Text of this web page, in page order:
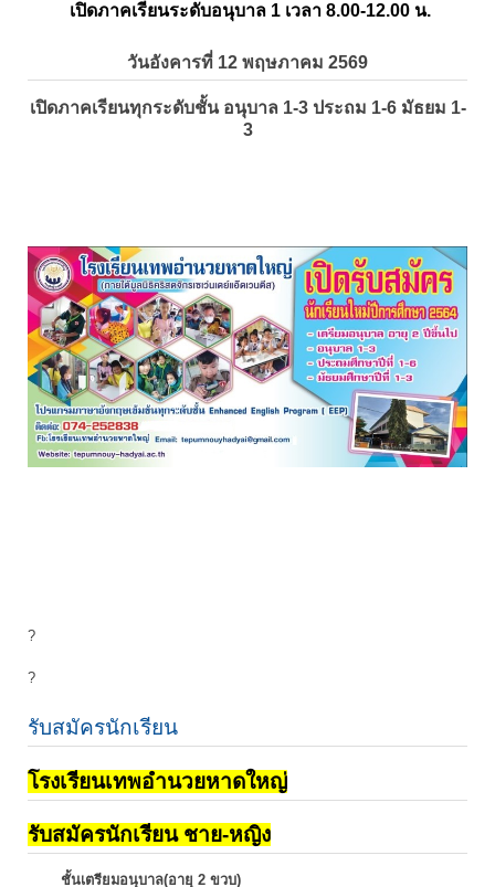
เปิดภาคเรียนระดับอนุบาล 1 เวลา 8.00-12.00 น.
วันอังคารที่ 12 พฤษภาคม 2569
เปิดภาคเรียนทุกระดับชั้น อนุบาล 1-3 ประถม 1-6 มัธยม 1-
3
?
?
รับสมัครนักเรียน
โรงเรียนเทพอำนวยหาดใหญ่
รับสมัครนักเรียน ชาย-หญิง
ชั้นเตรียมอนุบาล(อายุ 2 ขวบ)